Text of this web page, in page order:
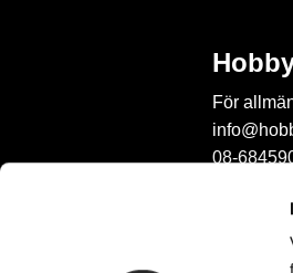
För
08-
08-